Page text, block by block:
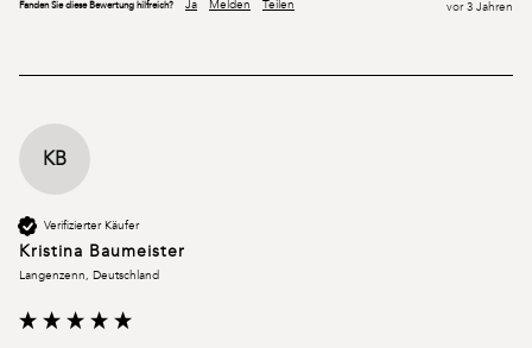
Fanden Sie diese Bewertung hilfreich? Ja Melden Teilen vor 3 Jahren
KB
Verifizierter Käufer
Kristina Baumeister
Langenzenn, Deutschland